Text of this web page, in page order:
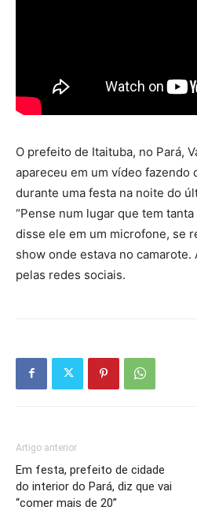
O prefeito de Itaituba, no Pará,
apareceu em um vídeo fazendo
durante uma festa na noite do
“Pense num lugar que tem
disse ele em um microfone, se
show onde estava no camarote.
pelas redes sociais.
Artigo anterior
Em festa, prefeito de cidade
do interior do Pará, diz que vai
“comer mais de 20”